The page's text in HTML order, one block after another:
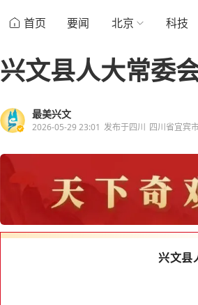
首页 要闻 北京 科技
兴文县人大常委
最美兴文
2026-05-29 23:01 发布于四川 四川省宜宾
兴文县